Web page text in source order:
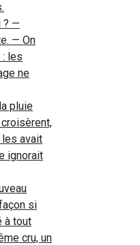
? —
— On
: les
ne
pluie
avait
ignorait
si
à tout
cru, un